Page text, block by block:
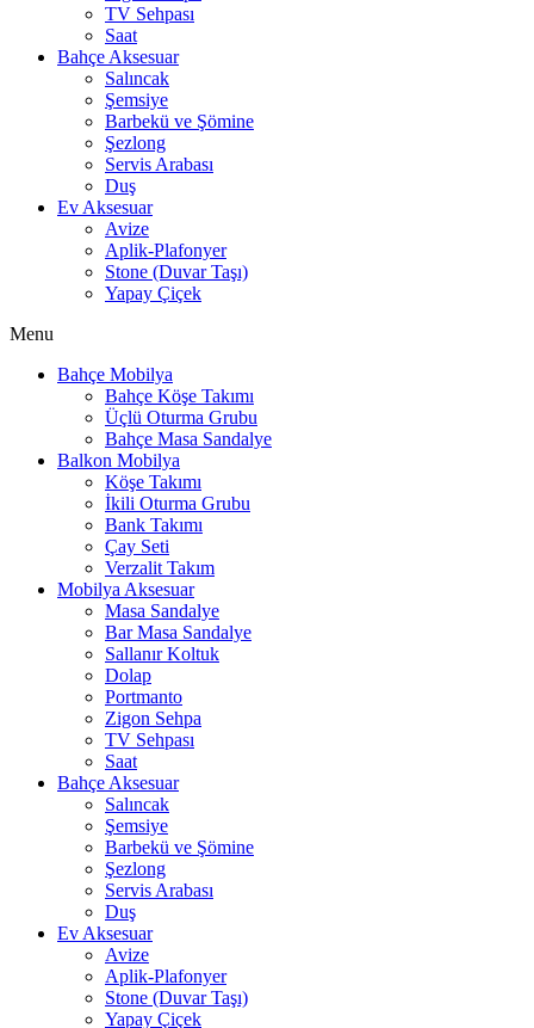
TV Sehpası
Saat
Bahçe Aksesuar
Salıncak
Şemsiye
Barbekü ve Şömine
Şezlong
Servis Arabası
Duş
Ev Aksesuar
Avize
Aplik-Plafonyer
Stone (Duvar Taşı)
Yapay Çiçek
Menu
Bahçe Mobilya
Bahçe Köşe Takımı
Üçlü Oturma Grubu
Bahçe Masa Sandalye
Balkon Mobilya
Köşe Takımı
İkili Oturma Grubu
Bank Takımı
Çay Seti
Verzalit Takım
Mobilya Aksesuar
Masa Sandalye
Bar Masa Sandalye
Sallanır Koltuk
Dolap
Portmanto
Zigon Sehpa
TV Sehpası
Saat
Bahçe Aksesuar
Salıncak
Şemsiye
Barbekü ve Şömine
Şezlong
Servis Arabası
Duş
Ev Aksesuar
Avize
Aplik-Plafonyer
Stone (Duvar Taşı)
Yapay Çiçek